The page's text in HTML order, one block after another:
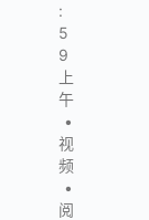
:
5
9
上
午
•
视
频
•
阅